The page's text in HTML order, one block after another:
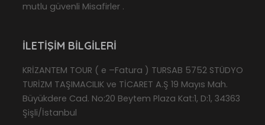
mutlu güvenli Misafirler .
İLETIŞIM BILGILERI
KRİZANTEM TOUR ( e –Fatura ) TURSAB 5752 STÜDYO
TURİZM TAŞIMACILIK ve TİCARET A.Ş 19 Mayıs Mah.
Büyükdere Cad. No:20 Beytem Plaza Kat:1, D:1, 34363
Şişli/İstanbul